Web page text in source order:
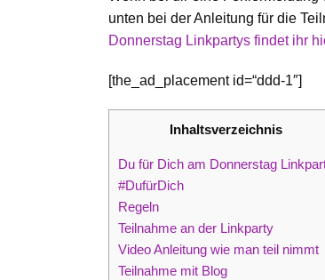
unten bei der Anleitung für die
Donnerstag Linkpartys findet ihr
[the_ad_placement id=“ddd-1″]
Inhaltsverzeichnis
Du für Dich am Donnerstag
#DufürDich
Regeln
Teilnahme an der Linkparty
Video Anleitung wie man teil nimmt
Teilnahme mit Blog